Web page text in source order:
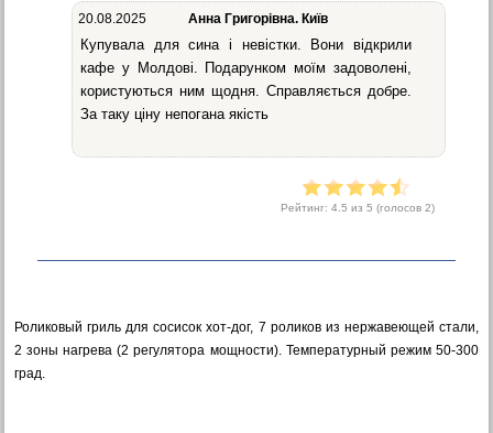
20.08.2025 Анна Григорівна. Київ
Купувала для сина і невістки. Вони відкрили
кафе у Молдові. Подарунком моїм задоволені,
користуються ним щодня. Справляється добре.
За таку ціну непогана якість
Рейтинг: 4.5 из 5 (голосов 2)
Роликовый гриль для сосисок хот-дог, 7 роликов из нержавеющей стали,
2 зоны нагрева (2 регулятора мощности). Температурный режим 50-300
град.